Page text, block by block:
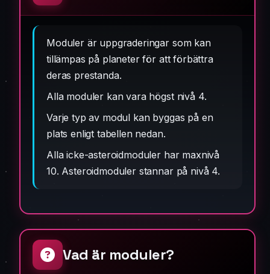
Moduler är uppgraderingar som kan
tillämpas på planeter för att förbättra
deras prestanda.
Alla moduler kan vara högst nivå 4.
Varje typ av modul kan byggas på en
plats enligt tabellen nedan.
Alla icke-asteroidmoduler har maxnivå
10. Asteroidmoduler stannar på nivå 4.
Vad är moduler?